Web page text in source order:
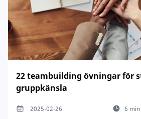
22 teambuilding övningar för
gruppkänsla
2025-02-26 6 min